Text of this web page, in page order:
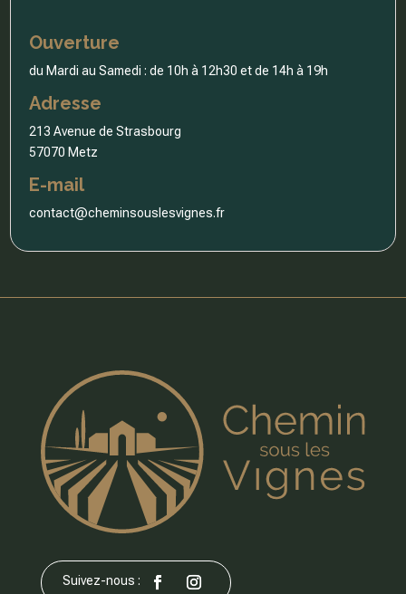
Ouverture
du Mardi au Samedi : de 10h à 12h30 et de 14h à 19h
Adresse
213 Avenue de Strasbourg
57070 Metz
E-mail
contact@cheminsouslesvignes.fr